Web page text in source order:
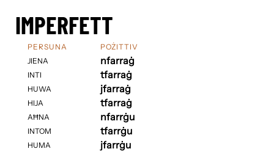
IMPERFETT
PERSUNA
JIENA
INTI
HUWA
HIJA
AĦNA
INTOM
HUMA
POŻITTIV
nfarraġ
tfarraġ
jfarraġ
tfarraġ
nfarrġu
tfarrġu
jfarrġu